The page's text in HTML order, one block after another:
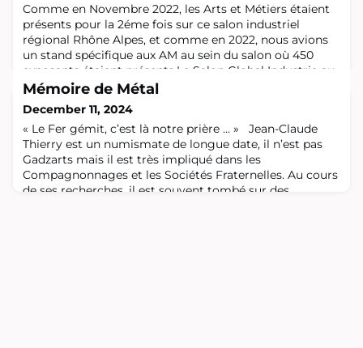
Comme en Novembre 2022, les Arts et Métiers étaient
présents pour la 2éme fois sur ce salon industriel
régional Rhône Alpes, et comme en 2022, nous avions
un stand spécifique aux AM au sein du salon où 450
exposants étaient présents.Le Salon Global Industrie au
niveau national est le plus grand salon industriel de
France qui se tient alternativement tous les deux ans,
soit à Lyon soit à Villepinte
Mémoire de Métal
December 11, 2024
« Le Fer gémit, c’est là notre prière … » Jean-Claude
Thierry est un numismate de longue date, il n’est pas
Gadzarts mais il est très impliqué dans les
Compagnonnages et les Sociétés Fraternelles. Au cours
de ses recherches, il est souvent tombé sur des